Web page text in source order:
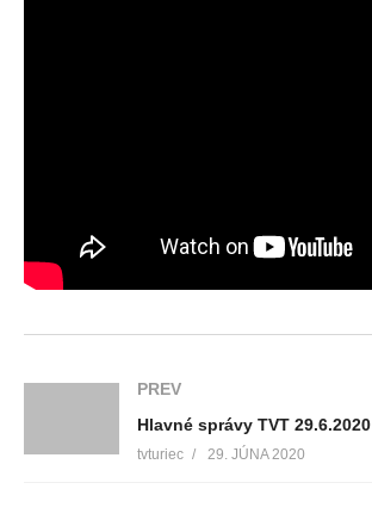
PREV
Hlavné správy TVT 29.6.2020
tvturiec 29. JÚNA 2020